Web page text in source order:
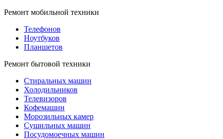
Ремонт мобильной техники
Телефонов
Ноутбуков
Планшетов
Ремонт бытовой техники
Стиральных машин
Холодильников
Телевизоров
Кофемашин
Морозильных камер
Сушильных машин
Посудомоечных машин